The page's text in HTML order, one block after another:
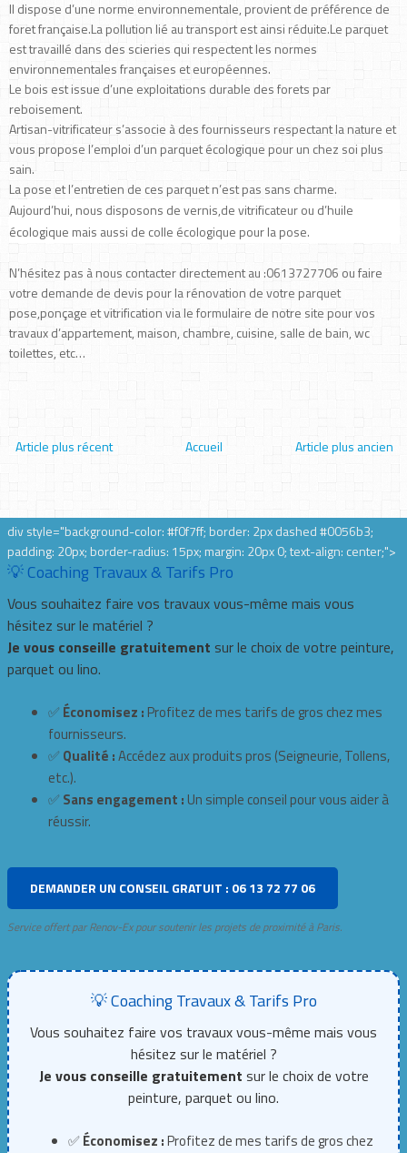
Il dispose d’une norme environnementale, provient de préférence de
foret française.La pollution lié au transport est ainsi réduite.Le parquet
est travaillé dans des scieries qui respectent les normes
environnementales françaises et européennes.
Le bois est issue d’une exploitations durable des forets par
reboisement.
Artisan-vitrificateur s’associe à des fournisseurs respectant la nature et
vous propose l’emploi d’un parquet écologique pour un chez soi plus
sain.
La pose et l’entretien de ces parquet n’est pas sans charme.
Aujourd’hui, nous disposons de vernis,de vitrificateur ou d’huile
écologique mais aussi de colle écologique pour la pose.
N’hésitez pas à nous contacter directement au :0613727706 ou faire
votre demande de devis pour la rénovation de votre parquet
pose,ponçage et vitrification via le formulaire de notre site pour vos
travaux d’appartement, maison, chambre, cuisine, salle de bain, wc
toilettes, etc…
Article plus récent Article plus ancien
Accueil
div style="background-color: #f0f7ff; border: 2px dashed #0056b3;
padding: 20px; border-radius: 15px; margin: 20px 0; text-align: center;">
💡 Coaching Travaux & Tarifs Pro
Vous souhaitez faire vos travaux vous-même mais vous
hésitez sur le matériel ?
Je vous conseille gratuitement sur le choix de votre peinture,
parquet ou lino.
✅ Économisez : Profitez de mes tarifs de gros chez mes
fournisseurs.
✅ Qualité :Accédez aux produits pros (Seigneurie, Tollens,
etc.).
✅ Sans engagement : Un simple conseil pour vous aider à
réussir.
DEMANDER UN CONSEIL GRATUIT : 06 13 72 77 06
Service offert par Renov-Ex pour soutenir les projets de proximité à Paris.
💡 Coaching Travaux & Tarifs Pro
Vous souhaitez faire vos travaux vous-même mais vous
hésitez sur le matériel ?
Je vous conseille gratuitement sur le choix de votre
peinture, parquet ou lino.
✅Économisez :Profitez de mes tarifs de gros chez